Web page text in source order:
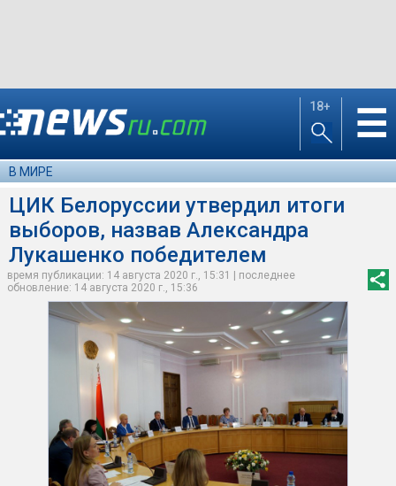
18+ ☰
В МИРЕ
ЦИК Белоруссии утвердил итоги
выборов, назвав Александра
Лукашенко победителем
время публикации: 14 августа 2020 г., 15:31 | последнее
обновление: 14 августа 2020 г., 15:36